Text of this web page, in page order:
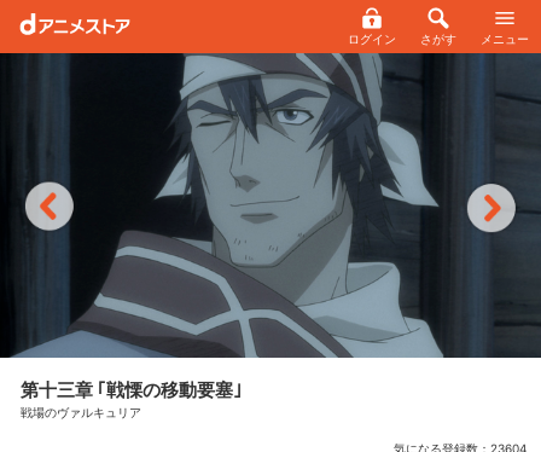
ログイン さがす メニュー
第十三章 ｢戦慄の移動要塞｣
戦場のヴァルキュリア
気になる登録数： 23604